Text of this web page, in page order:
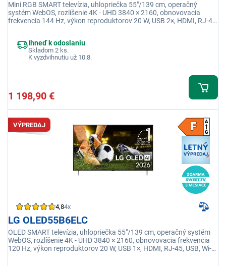
Mini RGB SMART televízia, uhlopriečka 55"/139 cm, operačný
systém WebOS, rozlíšenie 4K - UHD 3840 × 2160, obnovovacia
frekvencia 144 Hz, výkon reproduktorov 20 W, USB 2×, HDMI, RJ-45,
Ihneď k odoslaniu
Skladom 2 ks.
K vyzdvihnutiu už 10.8.
1 198,90 €
VÝPREDAJ
4,84x
LG OLED55B6ELC
OLED SMART televízia, uhlopriečka 55"/139 cm, operačný systém
WebOS, rozlíšenie 4K - UHD 3840 × 2160, obnovovacia frekvencia
120 Hz, výkon reproduktorov 20 W, USB 1×, HDMI, RJ-45, USB, Wi-fi